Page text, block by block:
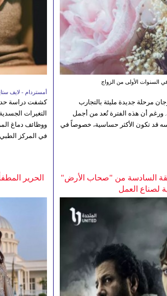
أمستردام - لايف
كشفت دراسة
التغيرات
ووظائف دماغ
في المركز الطبي
السنوات الأولى من الزواج
مرحلة جديدة مليئة بالتجارب
ورغم أن هذه الفترة تُعد من أجمل
قد تكون الأكثر حساسية، خصوصاً في
الحرير
السادسة من "صحاب الأرض"
لصناع العمل